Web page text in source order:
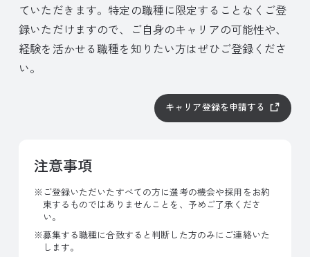
ていただきます。特定の職種に限定することなくご登
録いただけますので、ご自身のキャリアの可能性や、
経験を活かせる職種を知りたい方はぜひご登録くださ
い。
キャリア登録を申請する
注意事項
ご登録いただいたすべての方に選考の機会や採用をお約
束するものではありませんことを、予めご了承くださ
い。
募集する職種に合致すると判断した方のみにご連絡いた
します。